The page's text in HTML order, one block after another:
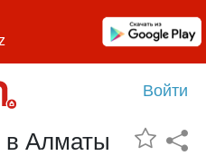
Войти
Алматы